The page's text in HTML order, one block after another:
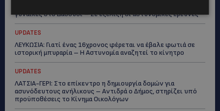
γυναίκες στο Δασούδι – Σε εξέλιξη οι αστυνομικές έρευνες
UPDATES
ΛΕΥΚΩΣΙΑ: Γιατί ένας 16χρονος φέρεται να έβαλε φωτιά σε
ιστορική μπυραρία – Η Αστυνομία αναζητεί το κίνητρο
UPDATES
ΛΑΤΣΙΑ-ΓΕΡΙ: Στο επίκεντρο η δημιουργία δομών για
ασυνόδευτους ανήλικους – Αντιδρά ο Δήμος, στηρίζει υπό
προϋποθέσεις το Κίνημα Οικολόγων